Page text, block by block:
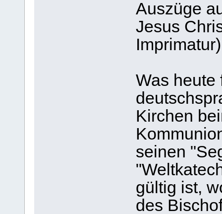
Auszüge
Jesus
Imprimatur)
Was heute
Kirchen
seinen
gültig ist,
des